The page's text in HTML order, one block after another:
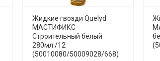
Жидкие гвозди Quelyd
МАСТИФИКС
Строительный белый
280мл /12
(50010080/50009028/668)